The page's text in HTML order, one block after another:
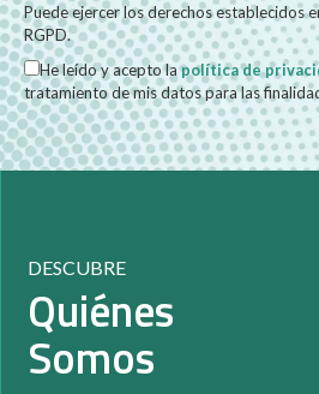
Puede ejercer los derechos establecidos
RGPD.
He leído y acepto lapolítica de
tratamiento de mis datos para las
DESCUBRE
Quiénes
Somos